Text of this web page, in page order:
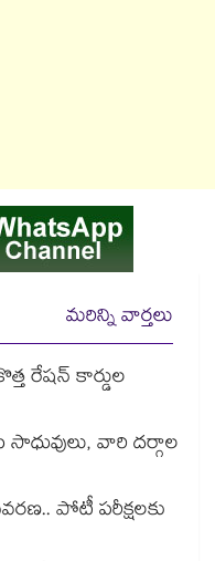
మరిన్ని వార్తలు
రేషన్ కార్డుల
వారి దర్గాల
పోటీ పరీక్షలకు